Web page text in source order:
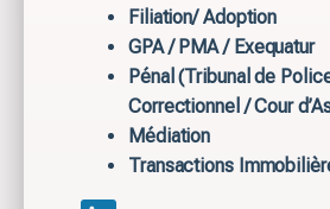
Filiation/ Adoption
GPA / PMA / Exequatur
Pénal (Tribunal de
Correctionnel / Cour
Médiation
Transactions